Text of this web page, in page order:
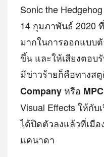
Sonic the
14 กุมภาพันธ์ 2020
มากในการออกแบบ
ขึ้น และให้เสียงตอบ
มีข่าวร้ายก็คือทางส
Company หรือ MPC
Visual Effects ให้กับ
ได้ปิดตัวลงแล้วที่เมือ
แคนาดา